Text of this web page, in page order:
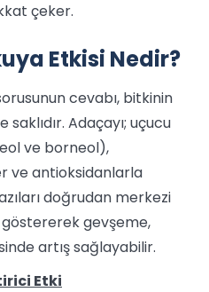
çeker.
Etkisi Nedir?
cevabı, bitkinin
Adaçayı; uçucu
ve borneol),
ve antioksidanlarla
doğrudan merkezi
gevşeme,
artış sağlayabilir.
Etki